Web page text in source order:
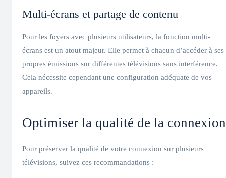
Multi-écrans et partage de contenu
Pour les foyers avec plusieurs utilisateurs, la fonction multi-
écrans est un atout majeur. Elle permet à chacun d’accéder à ses
propres émissions sur différentes télévisions sans interférence.
Cela nécessite cependant une configuration adéquate de vos
appareils.
Optimiser la qualité de la connexion
Pour préserver la qualité de votre connexion sur plusieurs
télévisions, suivez ces recommandations :